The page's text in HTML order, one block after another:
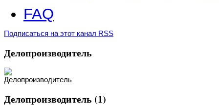
FAQ
Подписаться на этот канал RSS
Делопроизводитель
Делопроизводитель (1)